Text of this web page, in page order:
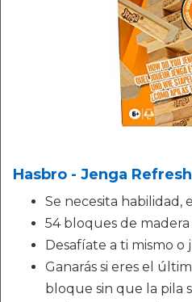
Hasbro - Jenga
Se necesita habilidad,
54 bloques de madera
Desafíate a ti mismo o
Ganarás si eres el
bloque sin que la pila